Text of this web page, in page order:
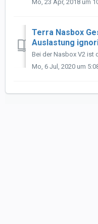
Mo, 23 Apr, 2018 um
Terra Nasbox
Auslastung
Mo, 6 Jul, 2020 um